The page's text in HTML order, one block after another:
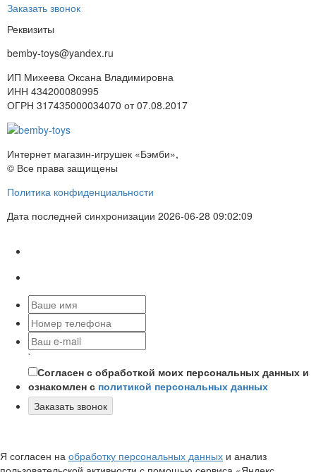
Заказать звонок
Реквизиты
bemby-toys@yandex.ru
ИП Михеева Оксана Владимировна
ИНН 434200080995
ОГРН 317435000034070 от 07.08.2017
Интернет магазин-игрушек «Бэмби»,
© Все права защищены
Политика конфиденциальности
Дата последней синхронизации 2026-06-28 09:02:09
`
Согласен с обработкой моих персональных данных и
ознакомлен с политикой персональных данных
Заказать звонок
Я согласен на обработку персональных данных и анализ